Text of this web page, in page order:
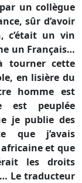
un collègue
sûr d’avoir
c’était un vin
un Français…
tourner cette
en lisière du
homme est
est peuplée
je publie des
que j’avais
et que
les droits
Le traducteur